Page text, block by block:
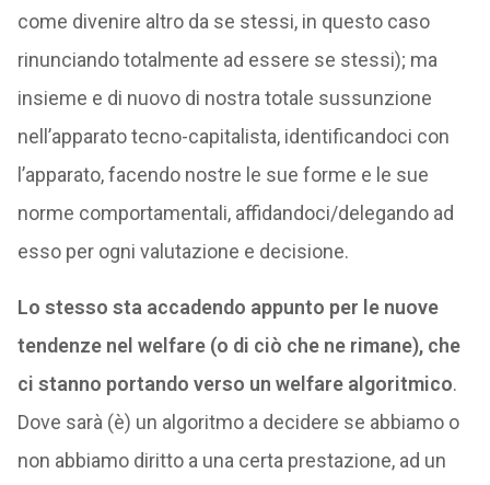
come divenire altro da se stessi, in questo caso
rinunciando totalmente ad essere se stessi); ma
insieme e di nuovo di nostra totale sussunzione
nell’apparato tecno-capitalista, identificandoci con
l’apparato, facendo nostre le sue forme e le sue
norme comportamentali, affidandoci/delegando ad
esso per ogni valutazione e decisione.
Lo stesso sta accadendo appunto per le nuove
tendenze nel welfare (o di ciò che ne rimane), che
ci stanno portando verso un welfare algoritmico.
Dove sarà (è) un algoritmo a decidere se abbiamo o
non abbiamo diritto a una certa prestazione, ad un